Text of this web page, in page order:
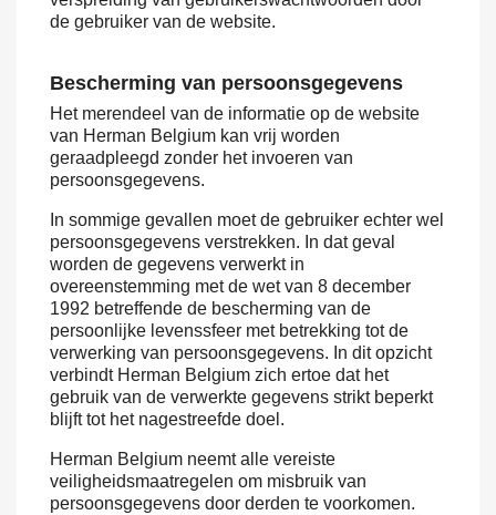
de gebruiker van de website.
Bescherming van persoonsgegevens
Het merendeel van de informatie op de website
van Herman Belgium kan vrij worden
geraadpleegd zonder het invoeren van
persoonsgegevens.
In sommige gevallen moet de gebruiker echter wel
persoonsgegevens verstrekken. In dat geval
worden de gegevens verwerkt in
overeenstemming met de wet van 8 december
1992 betreffende de bescherming van de
persoonlijke levenssfeer met betrekking tot de
verwerking van persoonsgegevens. In dit opzicht
verbindt Herman Belgium zich ertoe dat het
gebruik van de verwerkte gegevens strikt beperkt
blijft tot het nagestreefde doel.
Herman Belgium neemt alle vereiste
veiligheidsmaatregelen om misbruik van
persoonsgegevens door derden te voorkomen.